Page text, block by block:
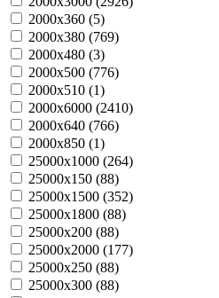
2000х360 (5)
2000х380 (769)
2000х480 (3)
2000х500 (776)
2000х510 (1)
2000х6000 (2410)
2000х640 (766)
2000х850 (1)
25000х1000 (264)
25000х150 (88)
25000х1500 (352)
25000х1800 (88)
25000х200 (88)
25000х2000 (177)
25000х250 (88)
25000х300 (88)